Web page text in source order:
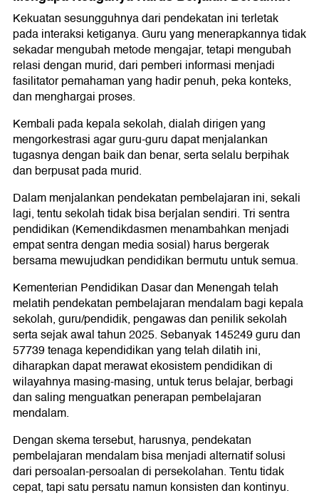
Kekuatan sesungguhnya dari pendekatan ini terletak
pada interaksi ketiganya. Guru yang menerapkannya tidak
sekadar mengubah metode mengajar, tetapi mengubah
relasi dengan murid, dari pemberi informasi menjadi
fasilitator pemahaman yang hadir penuh, peka konteks,
dan menghargai proses.
Kembali pada kepala sekolah, dialah dirigen yang
mengorkestrasi agar guru-guru dapat menjalankan
tugasnya dengan baik dan benar, serta selalu berpihak
dan berpusat pada murid.
Dalam menjalankan pendekatan pembelajaran ini, sekali
lagi, tentu sekolah tidak bisa berjalan sendiri. Tri sentra
pendidikan (Kemendikdasmen menambahkan menjadi
empat sentra dengan media sosial) harus bergerak
bersama mewujudkan pendidikan bermutu untuk semua.
Kementerian Pendidikan Dasar dan Menengah telah
melatih pendekatan pembelajaran mendalam bagi kepala
sekolah, guru/pendidik, pengawas dan penilik sekolah
serta sejak awal tahun 2025. Sebanyak 145249 guru dan
57739 tenaga kependidikan yang telah dilatih ini,
diharapkan dapat merawat ekosistem pendidikan di
wilayahnya masing-masing, untuk terus belajar, berbagi
dan saling menguatkan penerapan pembelajaran
mendalam.
Dengan skema tersebut, harusnya, pendekatan
pembelajaran mendalam bisa menjadi alternatif solusi
dari persoalan-persoalan di persekolahan. Tentu tidak
cepat, tapi satu persatu namun konsisten dan kontinyu.